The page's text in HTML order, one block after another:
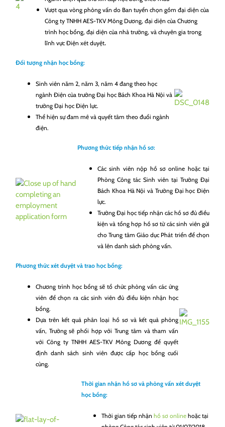
Vượt qua vòng phỏng vấn do Ban tuyển chọn gồm đại diện của
Công ty TNHH AES-TKV Mông Dương, đại diện của Chương
trình học bổng, đại diện của nhà trường, và chuyên gia trong
lĩnh vực Điện xét duyệt.
Đối tượng nhận học bổng:
Sinh viên năm 2, năm 3, năm 4 đang theo học
ngành Điện của trường Đại học Bách Khoa Hà Nội và
trường Đại học Điện lực.
Thể hiện sự đam mê và quyết tâm theo đuổi ngành
điện.
Phương thức tiếp nhận hồ sơ:
Các sinh viên nộp hồ sơ online hoặc tại
Phòng Công tác Sinh viên tại Trường Đại
Bách Khoa Hà Nội và Trường Đại học Điện
lực.
Trường Đại học tiếp nhận các hồ sơ đủ điều
kiện và tổng hợp hồ sơ từ các sinh viên gửi
cho Trung tâm Giáo dục Phát triển để chọn
và lên danh sách phỏng vấn.
Phương thức xét duyệt và trao học bổng:
Chương trình học bổng sẽ tổ chức phỏng vấn các ứng
viên để chọn ra các sinh viên đủ điều kiện nhận học
bổng.
Dựa trên kết quả phân loại hồ sơ và kết quả phỏng
vấn, Trường sẽ phối hợp với Trung tâm và tham vấn
với Công ty TNHH AES-TKV Mông Dương để quyết
định danh sách sinh viên được cấp học bổng cuối
cùng.
Thời gian nhận hồ sơ và phỏng vấn xét duyệt
học bổng:
Thời gian tiếp nhận hồ sơ online hoặc tại